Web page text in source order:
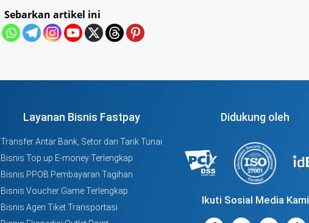
Sebarkan artikel ini
Layanan Bisnis Fastpay
Transfer Antar Bank, Setor dan Tarik Tunai
Bisnis Top up E-money Terlengkap
Bisnis PPOB Pembayaran Tagihan
Bisnis Voucher Game Terlengkap
Bisnis Agen Tiket Transportasi
Didukung oleh
Ikuti Sosial Media Kami